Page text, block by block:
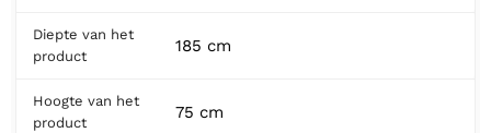
Diepte van het
product
185 cm
Hoogte van het
product
75 cm